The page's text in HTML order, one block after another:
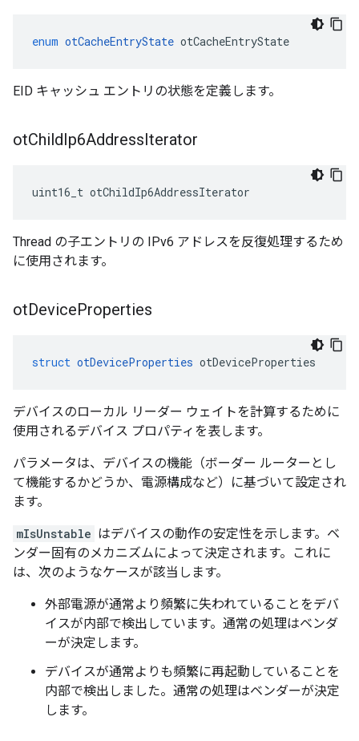
enum otCacheEntryState otCacheEntryState
EID キャッシュ エントリの状態を定義します。
otChildIp6AddressIterator
uint16_t otChildIp6AddressIterator
Thread の子エントリの IPv6 アドレスを反復処理するため
に使用されます。
otDeviceProperties
struct otDeviceProperties otDeviceProperties
デバイスのローカル リーダー ウェイトを計算するために
使用されるデバイス プロパティを表します。
パラメータは、デバイスの機能（ボーダー ルーターとし
て機能するかどうか、電源構成など）に基づいて設定され
ます。
mIsUnstable はデバイスの動作の安定性を示します。ベ
ンダー固有のメカニズムによって決定されます。これに
は、次のようなケースが該当します。
外部電源が通常より頻繁に失われていることをデバ
イスが内部で検出しています。通常の処理はベンダ
ーが決定します。
デバイスが通常よりも頻繁に再起動していることを
内部で検出しました。通常の処理はベンダーが決定
します。